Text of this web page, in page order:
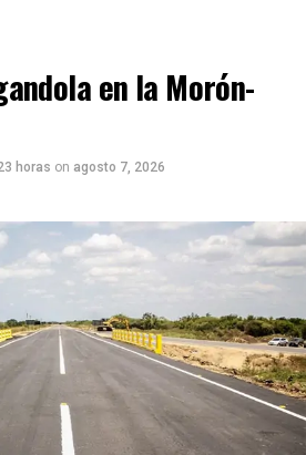
en la Morón-
horas on agosto 7, 2026